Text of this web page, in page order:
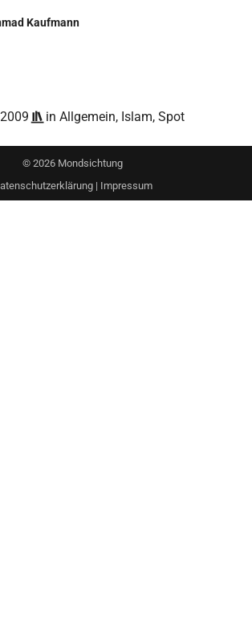
Kaufmann
in Allgemein, Islam, Spot
© 2026Mondsichtung
| Impressum